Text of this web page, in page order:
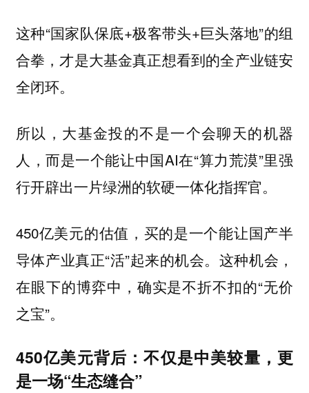
这种“国家队保底+极客带头+巨头落地”的组
合拳，才是大基金真正想看到的全产业链安
全闭环。
所以，大基金投的不是一个会聊天的机器
人，而是一个能让中国AI在“算力荒漠”里强
行开辟出一片绿洲的软硬一体化指挥官。
450亿美元的估值，买的是一个能让国产半
导体产业真正“活”起来的机会。这种机会，
在眼下的博弈中，确实是不折不扣的“无价
之宝”。
450亿美元背后：不仅是中美较量，更
是一场“生态缝合”